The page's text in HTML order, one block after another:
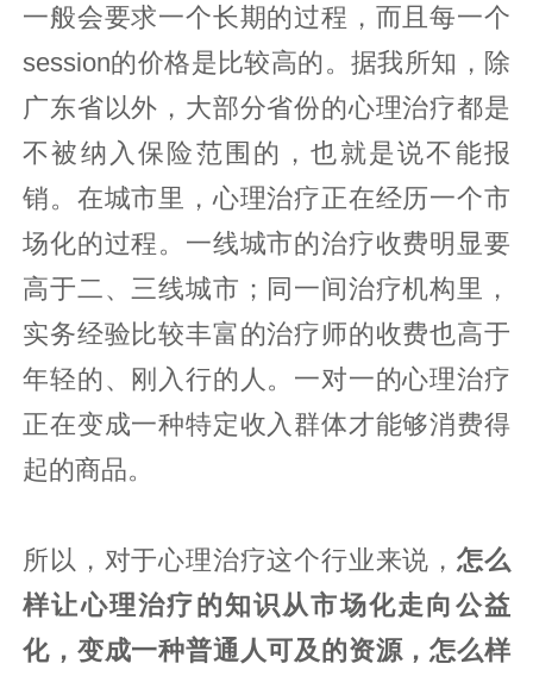
一般会要求一个长期的过程，而且每一个
session的价格是比较高的。据我所知，除
广东省以外，大部分省份的心理治疗都是
不被纳入保险范围的，也就是说不能报
销。在城市里，心理治疗正在经历一个市
场化的过程。一线城市的治疗收费明显要
高于二、三线城市；同一间治疗机构里，
实务经验比较丰富的治疗师的收费也高于
年轻的、刚入行的人。一对一的心理治疗
正在变成一种特定收入群体才能够消费得
起的商品。
所以，对于心理治疗这个行业来说，怎么
样让心理治疗的知识从市场化走向公益
化，变成一种普通人可及的资源，怎么样